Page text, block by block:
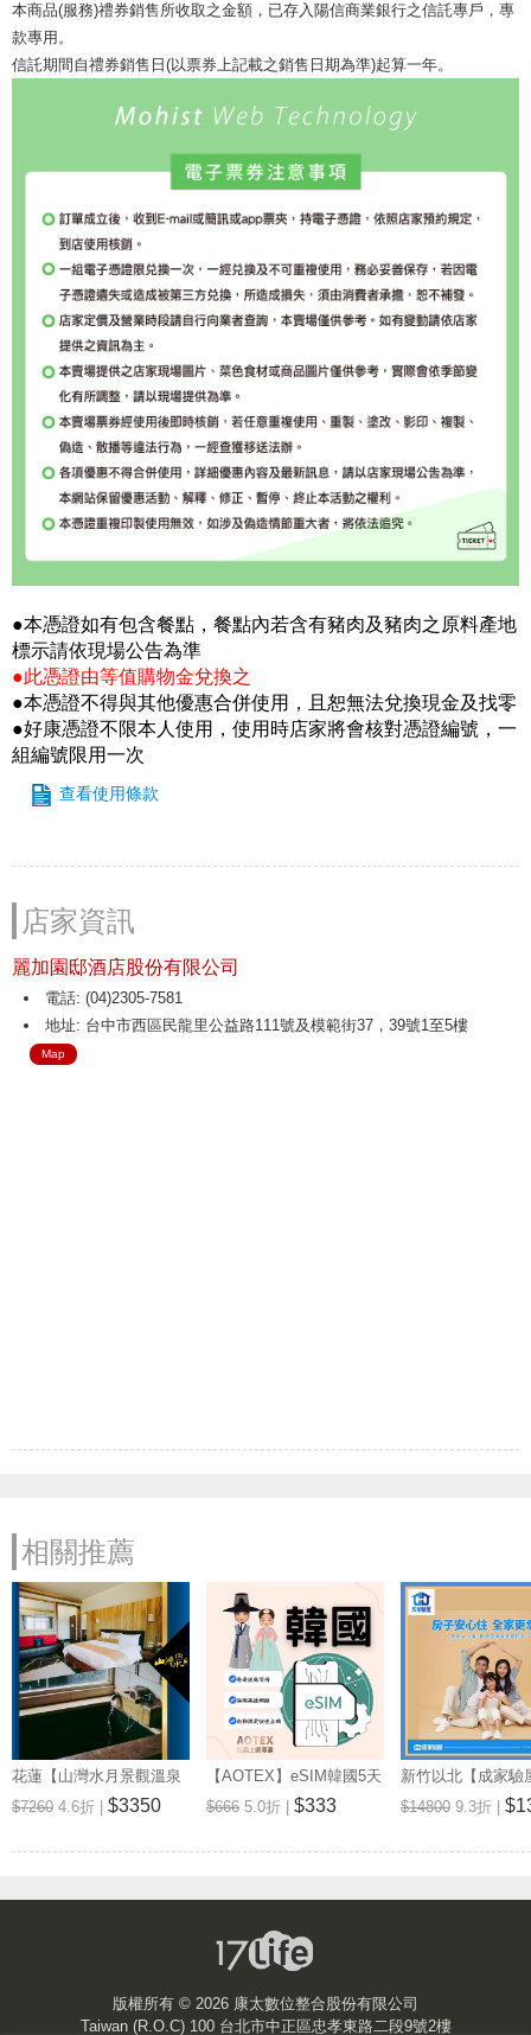
本商品(服務)禮券銷售所收取之金額，已存入陽信商業銀行之信託專戶，專
款專用。
信託期間自禮券銷售日(以票券上記載之銷售日期為準)起算一年。
●本憑證如有包含餐點，餐點內若含有豬肉及豬肉之原料產地
標示請依現場公告為準
●此憑證由等值購物金兌換之
●本憑證不得與其他優惠合併使用，且恕無法兌換現金及找零
●好康憑證不限本人使用，使用時店家將會核對憑證編號，一
組編號限用一次
查看使用條款
店家資訊
麗加園邸酒店股份有限公司
電話: (04)2305-7581
地址: 台中市西區民龍里公益路111號及模範街37，39號1至5樓
Map
相關推薦
花蓮【山灣水月景觀溫泉
會館】景觀雙人房一泊一
食住宿券(MO)
$7260 4.6折 | $3350
【AOTEX】eSIM韓國5天
無限高速網路吃到飽兌換
券(MO)
$666 5.0折 | $333
新竹以北【成家驗
25坪 (三房格局)超
券 (MO)
$14800 9.3折 |
版權所有 © 2026 康太數位整合股份有限公司
Taiwan (R.O.C) 100 台北市中正區忠孝東路二段9號2樓